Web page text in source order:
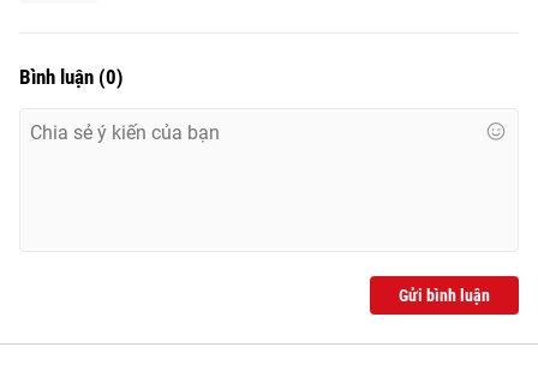
Bình luận (0)
Gửi bình luận